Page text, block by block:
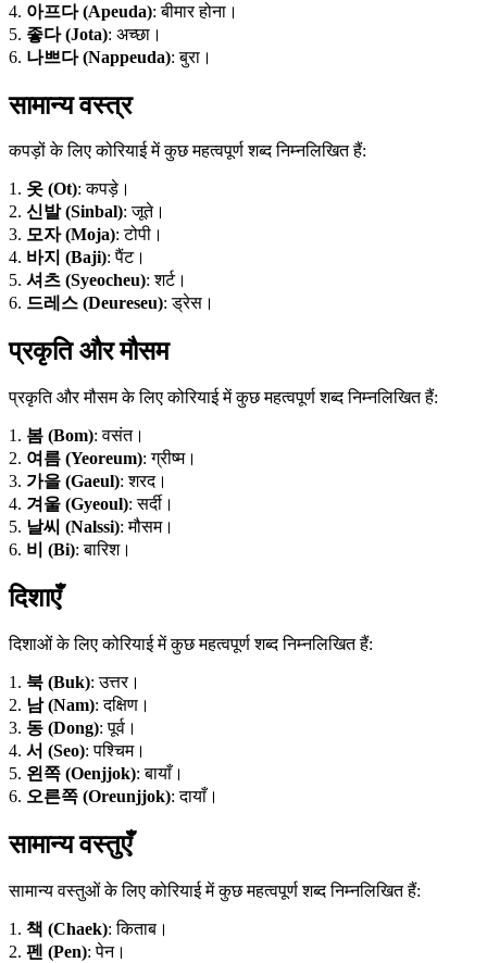
4. 아프다 (Apeuda): बीमार होना।
5. 좋다 (Jota): अच्छा।
6. 나쁘다 (Nappeuda): बुरा।
सामान्य वस्त्र
कपड़ों के लिए कोरियाई में कुछ महत्वपूर्ण शब्द निम्नलिखित हैं:
1. 옷 (Ot): कपड़े।
2. 신발 (Sinbal): जूते।
3. 모자 (Moja): टोपी।
4. 바지 (Baji): पैंट।
5. 셔츠 (Syeocheu): शर्ट।
6. 드레스 (Deureseu): ड्रेस।
प्रकृति और मौसम
प्रकृति और मौसम के लिए कोरियाई में कुछ महत्वपूर्ण शब्द निम्नलिखित हैं:
1. 봄 (Bom): वसंत।
2. 여름 (Yeoreum): ग्रीष्म।
3. 가을 (Gaeul): शरद।
4. 겨울 (Gyeoul): सर्दी।
5. 날씨 (Nalssi): मौसम।
6. 비 (Bi): बारिश।
दिशाएँ
दिशाओं के लिए कोरियाई में कुछ महत्वपूर्ण शब्द निम्नलिखित हैं:
1. 북 (Buk): उत्तर।
2. 남 (Nam): दक्षिण।
3. 동 (Dong): पूर्व।
4. 서 (Seo): पश्चिम।
5. 왼쪽 (Oenjjok): बायाँ।
6. 오른쪽 (Oreunjjok): दायाँ।
सामान्य वस्तुएँ
सामान्य वस्तुओं के लिए कोरियाई में कुछ महत्वपूर्ण शब्द निम्नलिखित हैं:
1. 책 (Chaek): किताब।
2. 펜 (Pen): पेन।